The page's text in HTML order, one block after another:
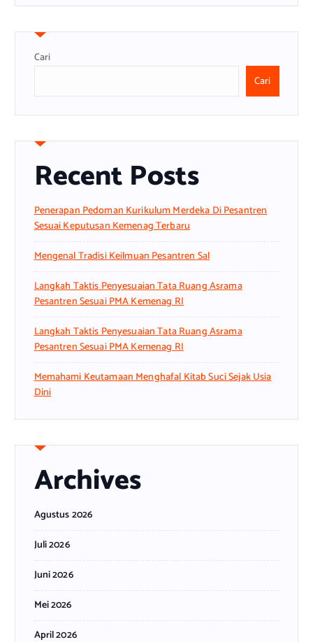
Cari
Cari
Recent Posts
Penerapan Pedoman Kurikulum Merdeka Di Pesantren
Sesuai Keputusan Kemenag Terbaru
Mengenal Tradisi Keilmuan Pesantren Sal
Langkah Taktis Penyesuaian Tata Ruang Asrama
Pesantren Sesuai PMA Kemenag RI
Langkah Taktis Penyesuaian Tata Ruang Asrama
Pesantren Sesuai PMA Kemenag RI
Memahami Keutamaan Menghafal Kitab Suci Sejak Usia
Dini
Archives
Agustus 2026
Juli 2026
Juni 2026
Mei 2026
April 2026